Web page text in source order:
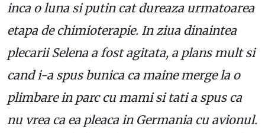
inca o luna si putin cat dureaza urmatoarea
etapa de chimioterapie. In ziua dinaintea
plecarii Selena a fost agitata, a plans mult si
cand i-a spus bunica ca maine merge la o
plimbare in parc cu mami si tati a spus ca
nu vrea ca ea pleaca in Germania cu avionul.